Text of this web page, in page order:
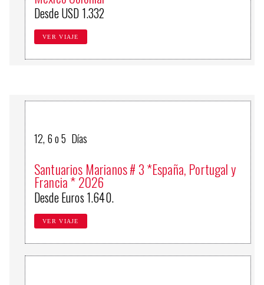
Desde USD 1.332
VER VIAJE
12, 6 o 5 Días
Santuarios Marianos # 3 *España, Portugal y
Francia * 2026
Desde Euros 1.640.
VER VIAJE